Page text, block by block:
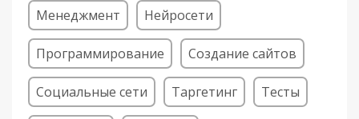
Менеджмент Нейросети
Программирование Создание сайтов
Социальные сети Таргетинг Тесты